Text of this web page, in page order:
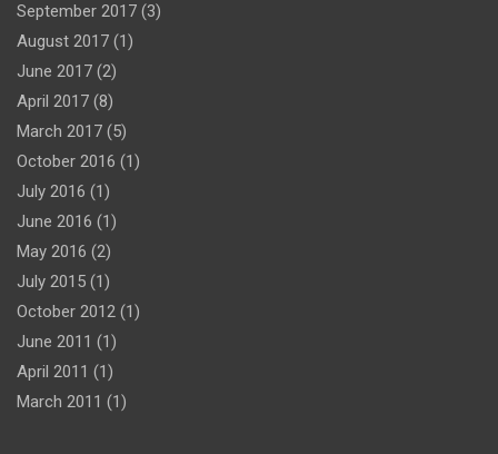
September 2017 (3)
August 2017 (1)
June 2017 (2)
April 2017 (8)
March 2017 (5)
October 2016 (1)
July 2016 (1)
June 2016 (1)
May 2016 (2)
July 2015 (1)
October 2012 (1)
June 2011 (1)
April 2011 (1)
March 2011 (1)